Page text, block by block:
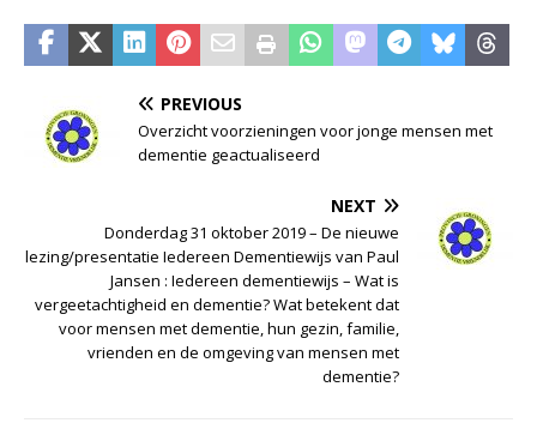
PREVIOUS
Overzicht voorzieningen voor jonge mensen met
dementie geactualiseerd
NEXT
Donderdag 31 oktober 2019 – De nieuwe
lezing/presentatie Iedereen Dementiewijs van Paul
Jansen : Iedereen dementiewijs – Wat is
vergeetachtigheid en dementie? Wat betekent dat
voor mensen met dementie, hun gezin, familie,
vrienden en de omgeving van mensen met
dementie?